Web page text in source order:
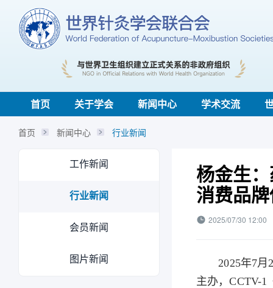
首页 关于学会 新闻中心 学术交流
首页 新闻中心 行业新闻
工作新闻
行业新闻
会员新闻
图片新闻
杨金生
消费品
2025/07/30 12:00
2025年7月26
主办，CCTV-1